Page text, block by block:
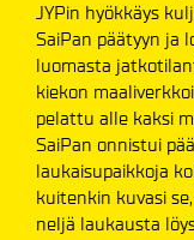
JYPin hyökkäys
SaiPan päätyyn ja
luomasta
kiekon
pelattu alle kaksi
SaiPan onnistui
laukaisupaikkoja
kuitenkin kuvasi
neljä laukausta